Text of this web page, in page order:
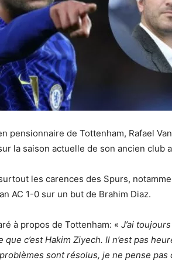
pensionnaire de Tottenham, Rafael
la saison actuelle de son ancien club
surtout les carences des Spurs,
AC 1-0 sur un but de Brahim Diaz.
à propos de Tottenham: « J’ai
c’est Hakim Ziyech. Il n’est pas
sont résolus, je ne pense pas